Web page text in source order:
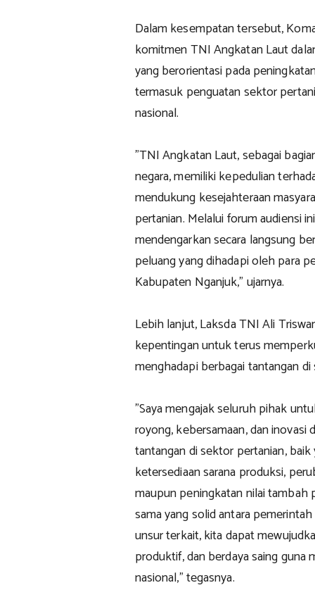
Dalam kesempatan tersebut,
komitmen TNI Angkatan Laut
yang berorientasi pada
termasuk penguatan sektor
nasional.
"TNI Angkatan Laut, sebagai
negara, memiliki kepedulian
mendukung kesejahteraan
pertanian. Melalui forum audiensi
mendengarkan secara langsung
peluang yang dihadapi oleh para
Kabupaten Nganjuk," ujarnya.
Lebih lanjut, Laksda TNI Ali
kepentingan untuk terus
menghadapi berbagai tantangan
"Saya mengajak seluruh pihak
royong, kebersamaan, dan inovasi
tantangan di sektor pertanian,
ketersediaan sarana produksi,
maupun peningkatan nilai tambah
sama yang solid antara
unsur terkait, kita dapat
produktif, dan berdaya saing
nasional," tegasnya.